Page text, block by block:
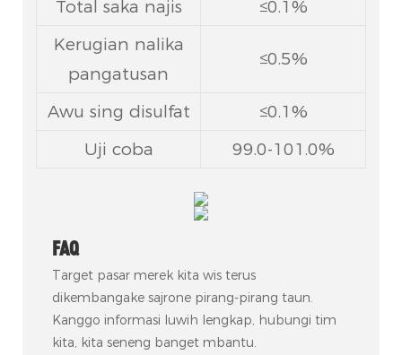
Total saka najis
≤0.1%
Kerugian nalika
pangatusan
≤0.5%
Awu sing disulfat
≤0.1%
Uji coba
99.0-101.0%
FAQ
Target pasar merek kita wis terus
dikembangake sajrone pirang-pirang taun.
Kanggo informasi luwih lengkap, hubungi tim
kita, kita seneng banget mbantu.